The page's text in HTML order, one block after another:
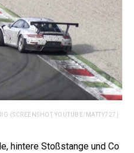
(SCREENSHOT YOUTUBE/MATTY727)
hintere Stoßstange und Co